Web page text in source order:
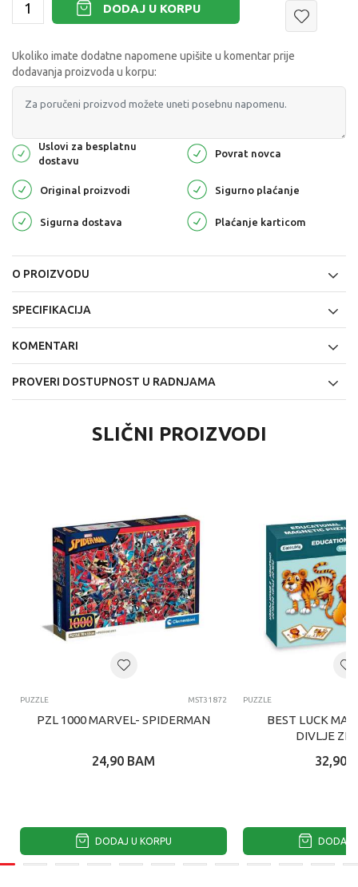
DODAJ U KORPU
Ukoliko imate dodatne napomene upišite u komentar prije
dodavanja proizvoda u korpu:
Uslovi za besplatnu
dostavu
Povrat novca
Original proizvodi Sigurno plaćanje
Sigurna dostava Plaćanje karticom
O PROIZVODU
SPECIFIKACIJA
KOMENTARI
PROVERI DOSTUPNOST U RADNJAMA
SLIČNI PROIZVODI
PUZZLE MST31872
PZL 1000 MARVEL- SPIDERMAN
24,90 BAM
DODAJ U KORPU
PUZZLE
BEST LUCK
DIVLJE
32,90
DODAJ